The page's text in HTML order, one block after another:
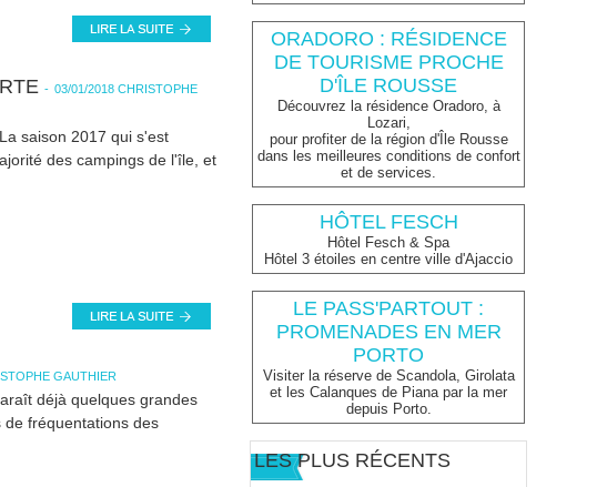
- 03/01/2018 CHRISTOPHE
saison 2017 qui s'est
des campings de l'île, et
GAUTHIER
déjà quelques grandes
fréquentations des
ORADORO : RÉSIDENCE
DE TOURISME PROCHE
D'ÎLE ROUSSE
Découvrez la résidence Oradoro, à
Lozari,
pour profiter de la région d'Île Rousse
dans les meilleures conditions de confort
et de services.
HÔTEL FESCH
Hôtel Fesch & Spa
Hôtel 3 étoiles en centre ville d'Ajaccio
LE PASS'PARTOUT :
PROMENADES EN MER
PORTO
Visiter la réserve de Scandola, Girolata
et les Calanques de Piana par la mer
depuis Porto.
LES PLUS RÉCENTS